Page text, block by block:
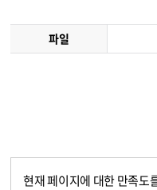
파일
현재 페이지에 대한 만족도